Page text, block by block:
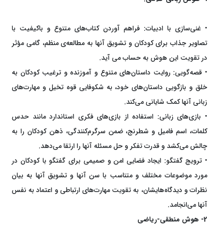
• غنی‌سازی با ادبیات: فراهم آوردن کتاب‌های متنوع و باکیفیت با
تصاویر جذاب برای کودکان و تشویق آنها به مطالعه‌ی منظم، گامی مؤثر
در تقویت این هوش به حساب می آید.
• قصه‌گویی: روایت داستان‌های متنوع و آموزنده و ترغیب کودکان به
خلق و بازگویی داستان‌های خود، به شکوفایی قوه تخیل و مهارت‌های
زبانی آنها کمک شایانی می‌کند.
• بازی‌های زبانی: استفاده از بازی‌های فکری استاندارد مانند حدس
کلمات، اسم فامیل و شطرنج، ضمن سرگرم‌کنندگی، ذهن کودکان را به
چالش می‌کشد و قدرت تفکر و حل مسئله آنها را ارتقا می‌دهد.
• ترویج گفتگو: ایجاد فضایی امن و صمیمی برای گفتگو با کودکان در
مورد موضوعات مختلف و متناسب با سن آنها و تشویق آنها به بیان
نظرات و دیدگاه‌هایشان، به تقویت مهارت‌های ارتباطی و اعتماد به نفس
آنها می‌انجامد.
2- هوش منطقی-ریاضی